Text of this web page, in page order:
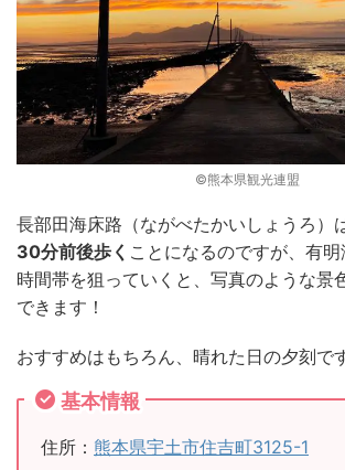
©熊本県観光連盟
長部田海床路（ながべたかいしょうろ）は
30分前後歩く ことになるのですが、有
時間帯を狙っていくと、写真のような景
できます！
おすすめはもちろん、晴れた日の夕刻です
基本情報
住所： 熊本県宇土市住吉町3125-1